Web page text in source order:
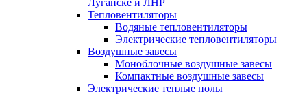
Луганске и ЛНР
Тепловентиляторы
Водяные тепловентиляторы
Электрические тепловентиляторы
Воздушные завесы
Моноблочные воздушные завесы
Компактные воздушные завесы
Электрические теплые полы